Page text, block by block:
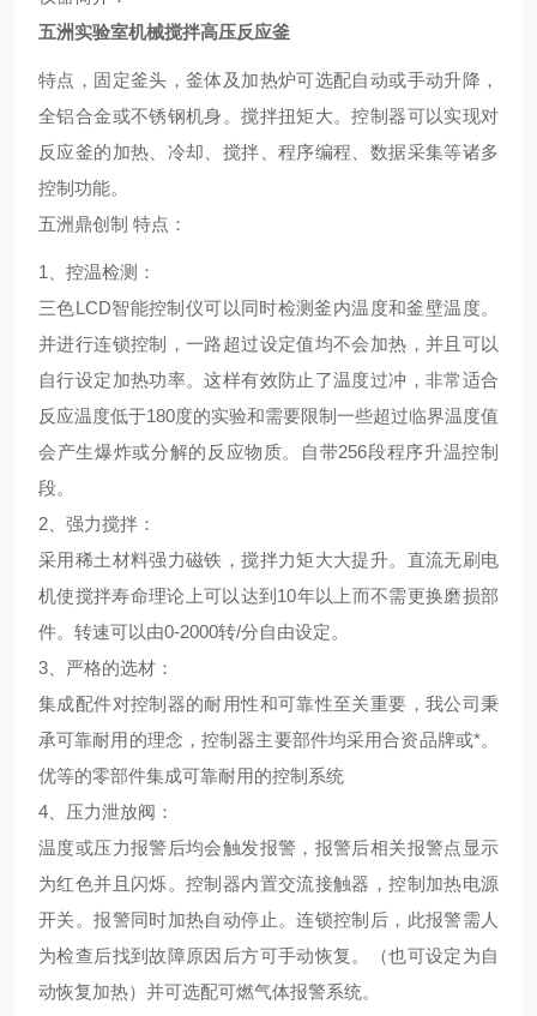
五洲实验室机械搅拌高压反应釜
特点，固定釜头，釜体及加热炉可选配自动或手动升降，
全铝合金或不锈钢机身。搅拌扭矩大。控制器可以实现对
反应釜的加热、冷却、搅拌、程序编程、数据采集等诸多
控制功能。
五洲鼎创制 特点 ：
1、 控温检测 ：
三色LCD智能控制仪可以同时检测釜内温度和釜壁温度。
并进行连锁控制，一路超过设定值均不会加热，并且可以
自行设定加热功率。这样有效防止了温度过冲，非常适合
反应温度低于180度的实验和需要限制一些超过临界温度值
会产生爆炸或分解的反应物质。自带256段程序升温控制
段。
2、 强力搅拌 ：
采用稀土材料强力磁铁，搅拌力矩大大提升。直流无刷电
机使搅拌寿命理论上可以达到10年以上而不需更换磨损部
件。转速可以由0-2000转/分自由设定。
3、 严格的选材 ：
集成配件对控制器的耐用性和可靠性至关重要，我公司秉
承可靠耐用的理念，控制器主要部件均采用合资品牌或*。
优等的零部件集成可靠耐用的控制系统
4、 压力泄放阀 ：
温度或压力报警后均会触发报警，报警后相关报警点显示
为红色并且闪烁。控制器内置交流接触器，控制加热电源
开关。报警同时加热自动停止。连锁控制后，此报警需人
为检查后找到故障原因后方可手动恢复。（也可设定为自
动恢复加热）并可选配可燃气体报警系统。